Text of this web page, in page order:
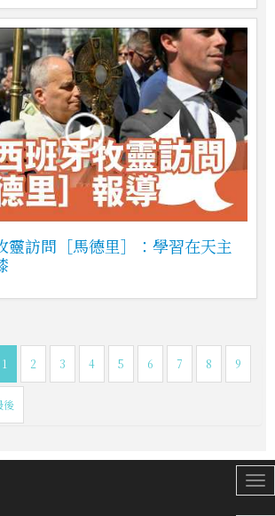
靈訪問［馬德里］：學習在天主
1 2 3 4 5 6 7 8 9
後